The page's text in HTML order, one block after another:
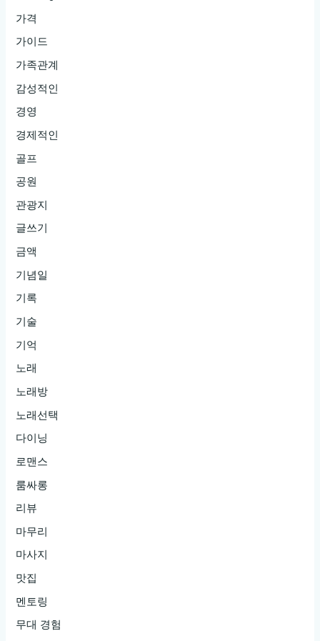
기
3.
논
룸
싸
롱:
숨
즐
거
움
의
4.
논
현
의
밝
혀
줄
룸
롱
핫
스
팟
5.
가격
가이드
가족관계
감성적인
경영
경제적인
골프
공원
관광지
글쓰기
금액
기념일
기록
기술
기억
노래
노래방
노래선택
다이닝
로맨스
룸싸롱
리뷰
마무리
마사지
맛집
멘토링
무대 경험